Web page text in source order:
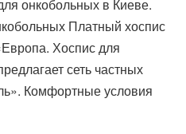
онкобольных в Киеве.
Платный хоспис
Хоспис для
сеть частных
Комфортные условия